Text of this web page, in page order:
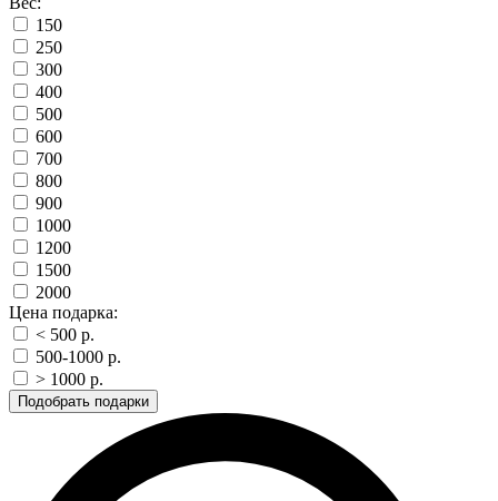
150
250
300
400
500
600
700
800
900
1000
1200
1500
2000
Цена подарка:
< 500 p.
500-1000 p.
> 1000 p.